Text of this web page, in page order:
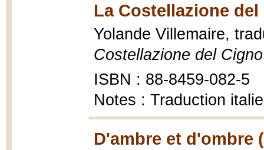
La Costellazione del
Yolande Villemaire,
Costellazione del
ISBN : 88-8459-082-5
Notes : Traduction
D'ambre et d'ombre